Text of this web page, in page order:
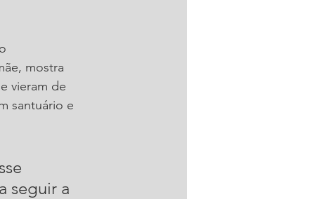
mostra
vieram de
santuário e
seguir a